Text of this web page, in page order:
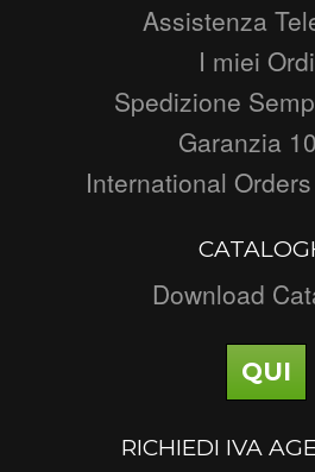
Assistenza
I miei
Spedizione
Garanzia
International
Download
QUI
RICHIEDI IVA